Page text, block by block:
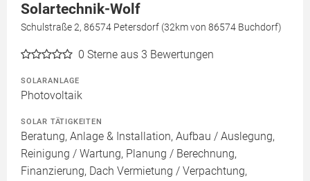
Solartechnik-Wolf
Schulstraße 2, 86574 Petersdorf (32km von 86574 Buchdorf)
0 Sterne aus 3 Bewertungen
SOLARANLAGE
Photovoltaik
SOLAR TÄTIGKEITEN
Beratung, Anlage & Installation, Aufbau / Auslegung,
Reinigung / Wartung, Planung / Berechnung,
Finanzierung, Dach Vermietung / Verpachtung,